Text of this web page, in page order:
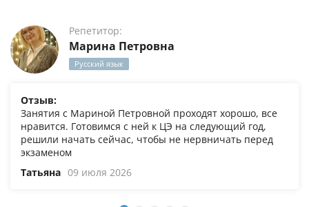
Репетитор:
Марина Петровна
Русский язык
Отзыв:
Занятия с Мариной Петровной проходят хорошо, все
нравится. Готовимся с ней к ЦЭ на следующий год,
решили начать сейчас, чтобы не нервничать перед
экзаменом
Татьяна 09 июля 2026